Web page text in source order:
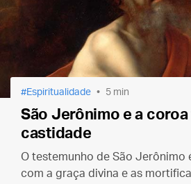
Espiritualidade 5 min
São Jerônimo e a
castidade
O testemunho de São Jerônimo
com a graça divina e as